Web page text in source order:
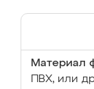
Материал
ПВХ, или